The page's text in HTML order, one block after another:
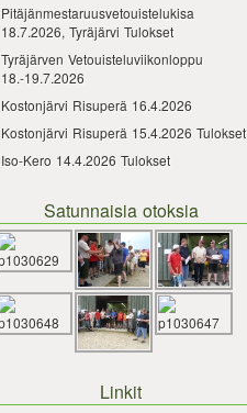
Pitäjänmestaruusvetouistelukisa
18.7.2026, Tyräjärvi Tulokset
Tyräjärven Vetouisteluviikonloppu
18.-19.7.2026
Kostonjärvi Risuperä 16.4.2026
Kostonjärvi Risuperä 15.4.2026 Tulokset
Iso-Kero 14.4.2026 Tulokset
Satunnaisia otoksia
Linkit